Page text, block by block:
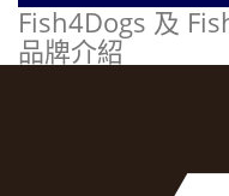
Fish4Dogs 及
品牌介紹